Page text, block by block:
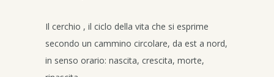
Il cerchio , il ciclo della vita che si esprime
secondo un cammino circolare, da est a nord,
in senso orario: nascita, crescita, morte,